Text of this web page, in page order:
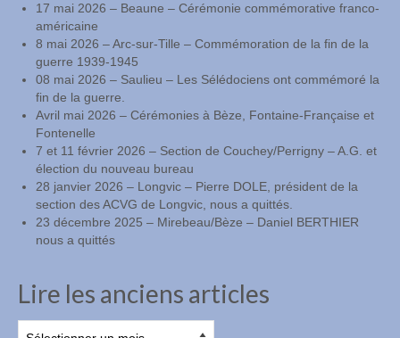
17 mai 2026 – Beaune – Cérémonie commémorative franco-
américaine
8 mai 2026 – Arc-sur-Tille – Commémoration de la fin de la
guerre 1939-1945
08 mai 2026 – Saulieu – Les Sélédociens ont commémoré la
fin de la guerre.
Avril mai 2026 – Cérémonies à Bèze, Fontaine-Française et
Fontenelle
7 et 11 février 2026 – Section de Couchey/Perrigny – A.G. et
élection du nouveau bureau
28 janvier 2026 – Longvic – Pierre DOLE, président de la
section des ACVG de Longvic, nous a quittés.
23 décembre 2025 – Mirebeau/Bèze – Daniel BERTHIER
nous a quittés
Lire les anciens articles